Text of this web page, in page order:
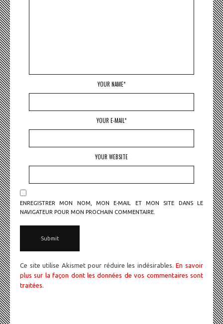
YOUR NAME*
YOUR E-MAIL*
YOUR WEBSITE
ENREGISTRER MON NOM, MON E-MAIL ET MON SITE DANS LE
NAVIGATEUR POUR MON PROCHAIN COMMENTAIRE.
Ce site utilise Akismet pour réduire les indésirables.En savoir
plus sur la façon dont les données de vos commentaires sont
traitées.